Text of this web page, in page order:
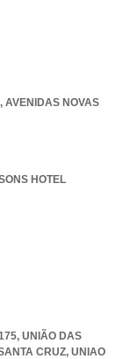
, AVENIDAS NOVAS
HOTEL
UNIÃO DAS
CRUZ, UNIAO